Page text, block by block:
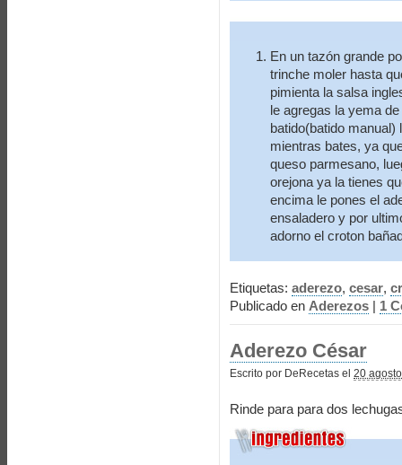
En un tazón grande
trinche moler hasta
pimienta la salsa
le agregas la yema
batido(batido
mientras bates, ya
queso parmesano,
orejona ya la tienes
encima le pones el
ensaladero y por
adorno el croton
Etiquetas: aderezo, cesar,
Publicado en Aderezos | 1
Aderezo César
Escrito por DeRecetas el 20
Rinde para para dos